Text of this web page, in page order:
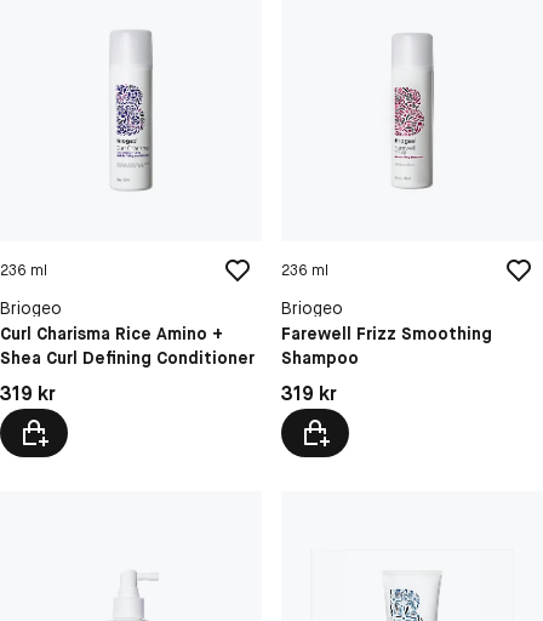
236 ml
Briogeo
Curl Charisma Rice Amino +
Shea Curl Defining Conditioner
Pris: 319 kr
319 kr
236 ml
Briogeo
Farewell Frizz Smoothing
Shampoo
Pris: 319 kr
319 kr